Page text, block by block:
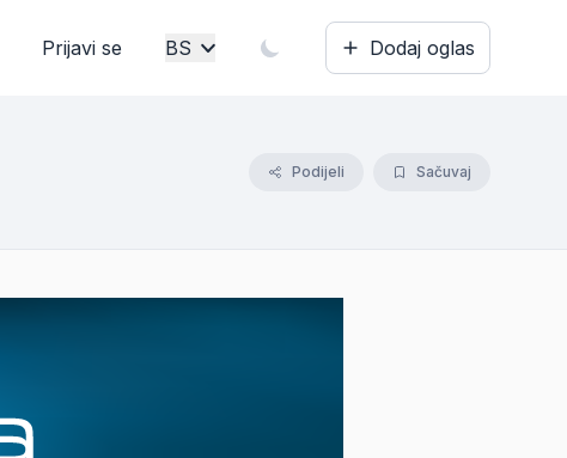
Prijavi se BS Dodaj oglas
Podijeli Sačuvaj